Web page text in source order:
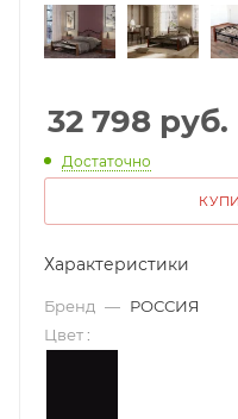
32 798 руб.
Достаточно
Характеристики
Бренд — РОССИЯ
Цвет :